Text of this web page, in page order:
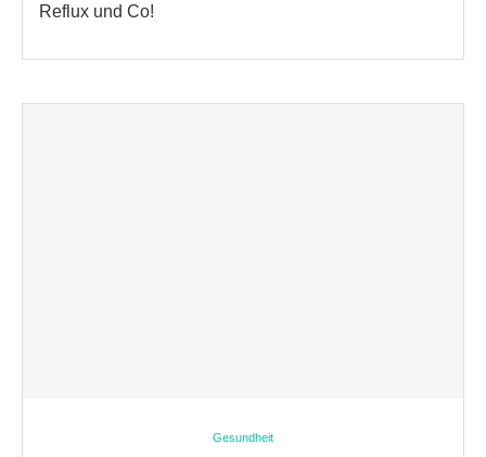
Reflux und Co!
Gesundheit